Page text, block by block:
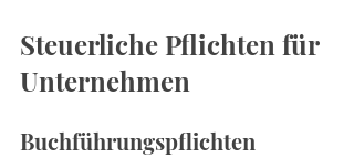
Steuerliche Pflichten für
Unternehmen
Buchführungspflichten